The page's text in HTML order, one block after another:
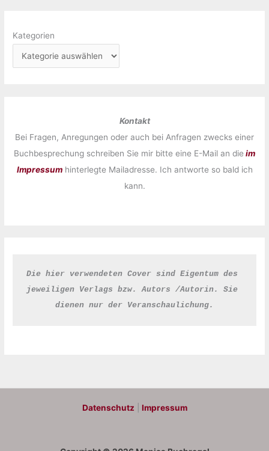
Kategorien
Kontakt
Bei Fragen, Anregungen oder auch bei Anfragen zwecks einer
Buchbesprechung schreiben Sie mir bitte eine E-Mail an die im
Impressumhinterlegte Mailadresse. Ich antworte so bald ich
kann.
Die hier verwendeten Cover sind Eigentum des
jeweiligen Verlags bzw. Autors /Autorin. Sie
dienen nur der Veranschaulichung.
Datenschutz Impressum